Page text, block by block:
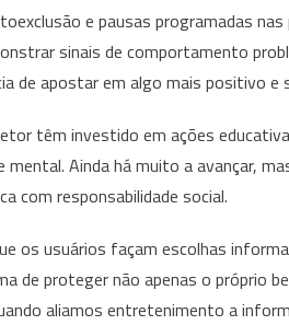
e pausas programadas
sinais de comportamento
de apostar em algo mais positivo e
têm investido em ações
Ainda há muito a avançar,
com responsabilidade social.
os usuários façam escolhas
de proteger não apenas o próprio
aliamos entretenimento a